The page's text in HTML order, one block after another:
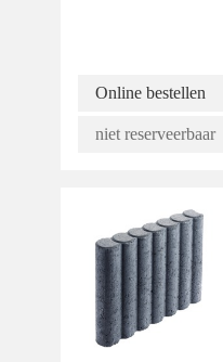
Online bestellen
niet reserveerbaar